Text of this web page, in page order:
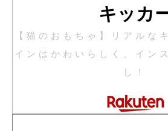
キッカ
【猫のおもちゃ】リアルな
インはかわいらしく、イン
し！